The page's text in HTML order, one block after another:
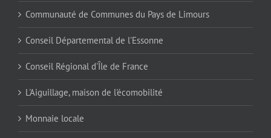
Communauté de Communes du Pays de Limours
Conseil Départemental de l'Essonne
Conseil Régional d'Île de France
L'Aiguillage, maison de l'écomobilité
Monnaie locale